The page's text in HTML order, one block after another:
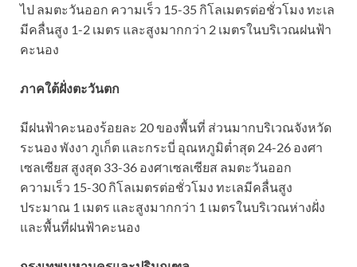
ไป ลมตะวันออก ความเร็ว 15-35 กิโลเมตรต่อชั่วโมง ทะเล
มีคลื่นสูง 1-2 เมตร และสูงมากกว่า 2 เมตรในบริเวณฝนฟ้า
คะนอง
ภาคใต้ฝั่งตะวันตก
มีฝนฟ้าคะนองร้อยละ 20 ของพื้นที่ ส่วนมากบริเวณจังหวัด
ระนอง พังงา ภูเก็ต และกระบี่ อุณหภูมิต่ำสุด 24-26 องศา
เซลเซียส สูงสุด 33-36 องศาเซลเซียส ลมตะวันออก
ความเร็ว 15-30 กิโลเมตรต่อชั่วโมง ทะเลมีคลื่นสูง
ประมาณ 1 เมตร และสูงมากกว่า 1 เมตรในบริเวณห่างฝั่ง
และพื้นที่ฝนฟ้าคะนอง